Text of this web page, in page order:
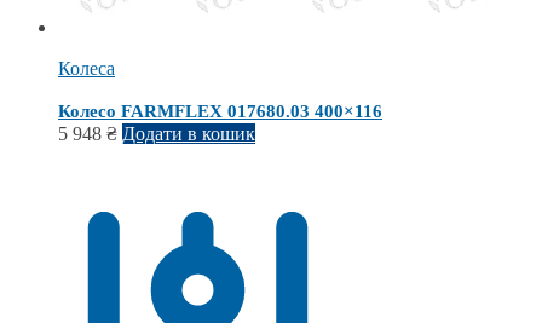
Колеса
Колесо FARMFLEX 017680.03 400×116
5 948 ₴ Додати в кошик